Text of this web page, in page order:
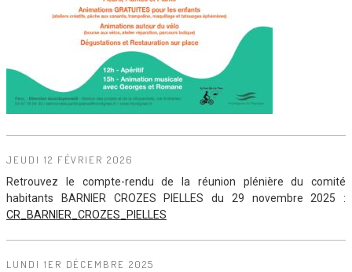
JEUDI 12 FÉVRIER 2026
Retrouvez le compte-rendu de la réunion plénière du comité
habitants BARNIER CROZES PIELLES du 29 novembre 2025 :
CR_BARNIER_CROZES_PIELLES
LUNDI 1ER DÉCEMBRE 2025